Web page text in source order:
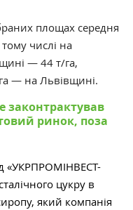
площах середня
числі на
— 44 т/га,
— на Львівщині.
законтрактував
ринок, поза
«УКРПРОМІНВЕСТ-
цукру в
який компанія